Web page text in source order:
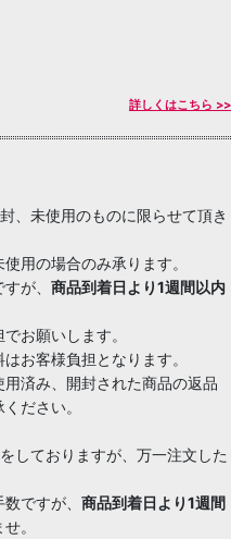
詳しくはこちら >>
、未使用のものに限らせて頂き
用の場合のみ承ります。
が、 商品到着日より1週間以内
お願いします。
お客様負担となります。
済み、開封された商品の返品
ださい。
しておりますが、万一注文した
ですが、 商品到着日より1週間
。